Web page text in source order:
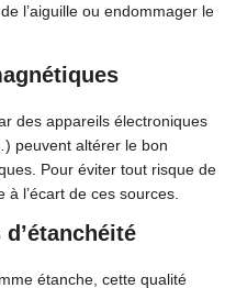
l’aiguille ou endommager le
des appareils électroniques
peuvent altérer le bon
Pour éviter tout risque de
l’écart de ces sources.
étanche, cette qualité